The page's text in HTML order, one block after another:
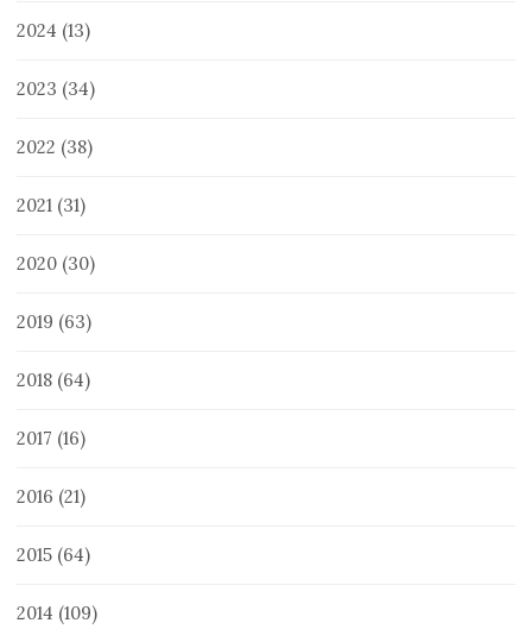
2024 (13)
2023 (34)
2022 (38)
2021 (31)
2020 (30)
2019 (63)
2018 (64)
2017 (16)
2016 (21)
2015 (64)
2014 (109)